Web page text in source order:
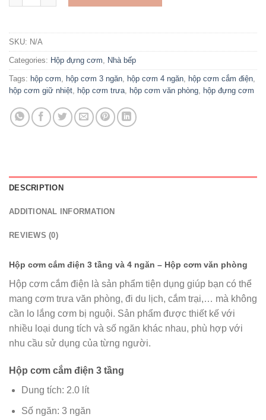
SKU: N/A
Categories: Hộp đựng cơm, Nhà bếp
Tags: hộp cơm, hộp cơm 3 ngăn, hộp cơm 4 ngăn, hộp cơm cắm điện,
hộp cơm giữ nhiệt, hộp cơm trưa, hộp cơm văn phòng, hộp đựng cơm
DESCRIPTION
ADDITIONAL INFORMATION
REVIEWS (0)
Hộp cơm cắm điện 3 tầng và 4 ngăn – Hộp cơm văn phòng
Hộp cơm cắm điện là sản phẩm tiện dụng giúp bạn có thể
mang cơm trưa văn phòng, đi du lịch, cắm trại,… mà không
cần lo lắng cơm bị nguội. Sản phẩm được thiết kế với
nhiều loại dung tích và số ngăn khác nhau, phù hợp với
nhu cầu sử dụng của từng người.
Hộp cơm cắm điện 3 tầng
Dung tích: 2.0 lít
Số ngăn: 3 ngăn